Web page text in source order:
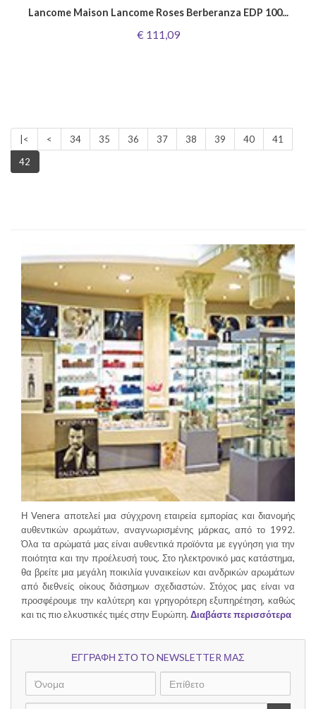
Lancome Maison Lancome Roses Berberanza EDP 100...
€ 111,09
|< < 34 35 36 37 38 39 40
41
42
Η Venera αποτελεί μια σύγχρονη εταιρεία εμπορίας και διανομής
αυθεντικών αρωμάτων, αναγνωρισμένης μάρκας, από το 1992.
Όλα τα αρώματά μας είναι αυθεντικά προϊόντα με εγγύηση για την
ποιότητα και την προέλευσή τους. Στο ηλεκτρονικό μας κατάστημα,
θα βρείτε μια μεγάλη ποικιλία γυναικείων και ανδρικών αρωμάτων
από διεθνείς οίκους διάσημων σχεδιαστών. Στόχος μας είναι να
προσφέρουμε την καλύτερη και γρηγορότερη εξυπηρέτηση, καθώς
και τις πιο ελκυστικές τιμές στην Ευρώπη. Διαβάστε περισσότερα
ΕΓΓΡΑΦΗ ΣΤΟ ΤΟ NEWSLETTER ΜΑΣ